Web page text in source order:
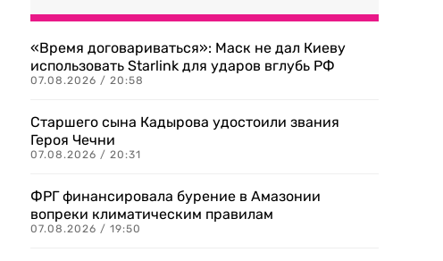
«Время договариваться»: Маск не дал Киеву
использовать Starlink для ударов вглубь РФ
07.08.2026 / 20:58
Старшего сына Кадырова удостоили звания
Героя Чечни
07.08.2026 / 20:31
ФРГ финансировала бурение в Амазонии
вопреки климатическим правилам
07.08.2026 / 19:50